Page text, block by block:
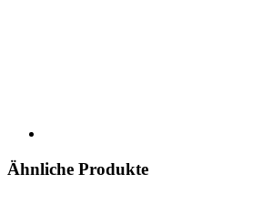
Ähnliche Produkte